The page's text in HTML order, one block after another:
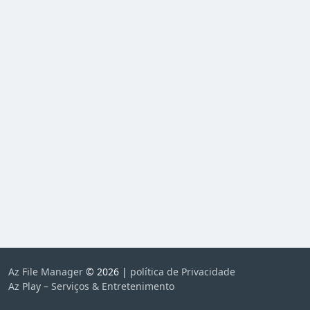
Az File Manager © 2026 | política de Privacidade
Az Play – Serviços & Entretenimento